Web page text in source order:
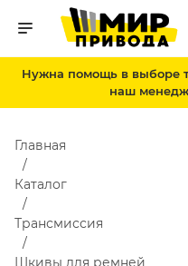
Нужна помощь в выборе
наш
Главная
Каталог
Трансмиссия
Шкивы для ремней